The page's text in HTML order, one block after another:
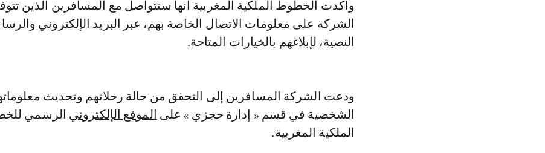
وأكدت الخطوط الملكية المغربية أنها ستتواصل مع المسافرين الذين
الشركة على معلومات الاتصال الخاصة بهم، عبر البريد الإلكتروني
النصية، لإبلاغهم بالخيارات المتاحة.
ودعت الشركة المسافرين إلى التحقق من حالة رحلاتهم وتحديث
الشخصية في قسم « إدارة حجزي » على الموقع الإلكتروني الرسمي
الملكية المغربية.